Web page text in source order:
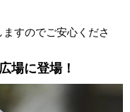
すのでご安心くださ
場に登場！